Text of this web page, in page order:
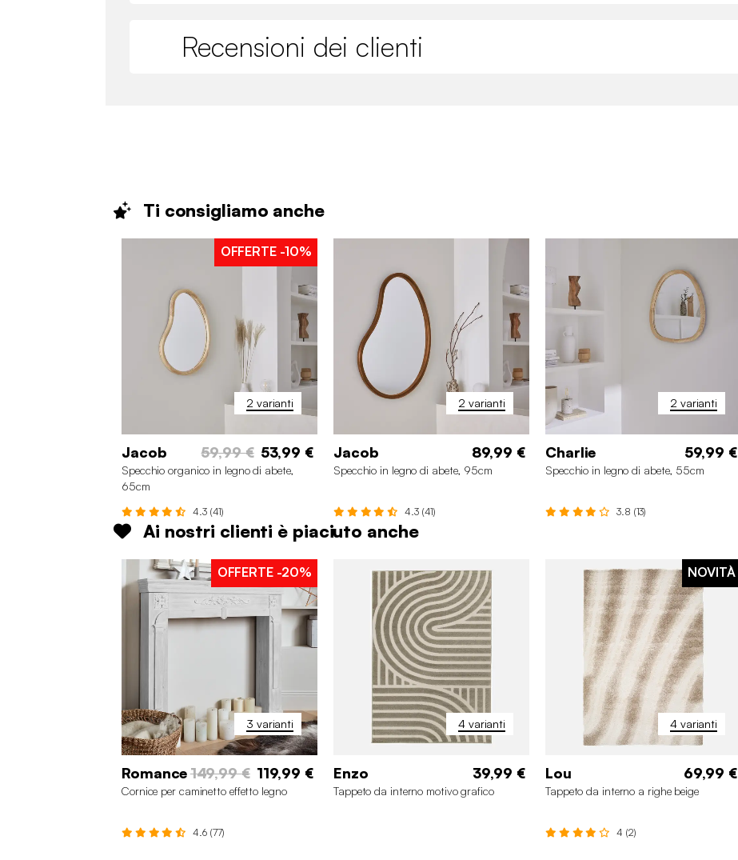
Recensioni dei clienti
Ti consigliamo anche
2 varianti
OFFERTE -10%
Jacob 59,99 € 53,99 €
Specchio organico in legno di abete,
65cm
4.3 (41)
2 varianti
Jacob 89,99 €
Specchio in legno di abete, 95cm
4.3 (41)
2 varianti
Charlie 59,99 €
Specchio in legno di abete, 55cm
3.8 (13)
Ai nostri clienti è piaciuto anche
3 varianti
OFFERTE -20%
Romance149,99 € 119,99 €
Cornice per caminetto effetto legno
4.6 (77)
4 varianti
Enzo 39,99 €
Tappeto da interno motivo grafico
4 varianti
NOVITÀ
Lou 69,99 €
Tappeto da interno a righe beige
4 (2)